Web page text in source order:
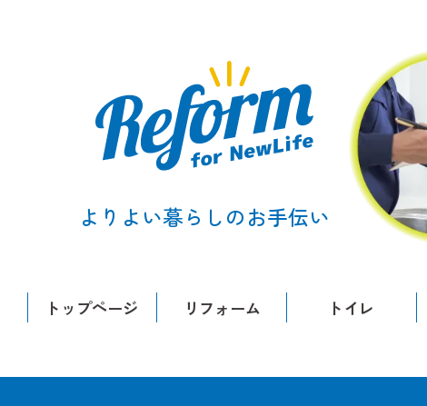
よりよい暮らしのお手伝い
トップページ リフォーム トイレ